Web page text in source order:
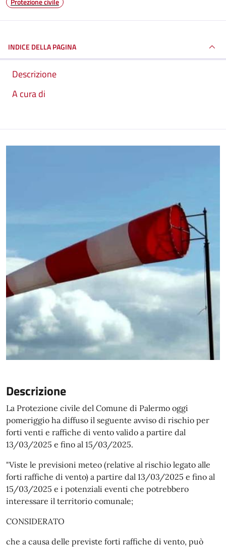
INDICE DELLA PAGINA
Descrizione
A cura di
Descrizione
La Protezione civile del Comune di Palermo oggi
pomeriggio ha diffuso il seguente avviso di rischio per
forti venti e raffiche di vento valido a partire dal
13/03/2025 e fino al 15/03/2025.
"Viste le previsioni meteo (relative al rischio legato alle
forti raffiche di vento) a partire dal 13/03/2025 e fino al
15/03/2025 e i potenziali eventi che potrebbero
interessare il territorio comunale;
CONSIDERATO
che a causa delle previste forti raffiche di vento, può